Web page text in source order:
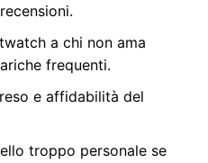
a chi non ama
frequenti.
e affidabilità del
troppo personale se